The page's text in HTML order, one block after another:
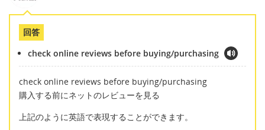
回答
check online reviews before buying/purchasing
check online reviews before buying/purchasing
購入する前にネットのレビューを見る
上記のように英語で表現することができます。